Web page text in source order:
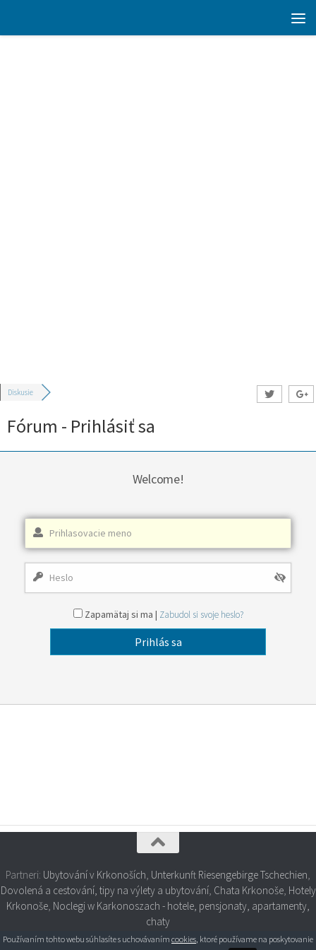
Diskusie
Fórum - Prihlásiť sa
Welcome!
Zapamätaj si ma | Zabudol si svoje heslo?
Partneri: Ubytování v Krkonoších Unterkunft Riesengebirge Tschechien
Dovolená a cestování, tipy na výlety a ubytování, Chata Krkonoše, Hotely
Krkonoše Noclegi w Karkonoszach - hotele, pensjonaty, apartamenty,
chaty
Používaním tohto webu súhlasíte s uchovávaním cookies, ktoré používame na poskytovanie